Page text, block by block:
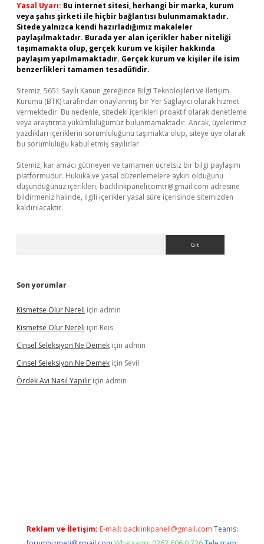
Yasal Uyarı: Bu internet sitesi, herhangi bir marka, kurum
veya şahıs şirketi ile hiçbir bağlantısı bulunmamaktadır.
Sitede yalnızca kendi hazırladığımız makaleler
paylaşılmaktadır. Burada yer alan içerikler haber niteliği
taşımamakta olup, gerçek kurum ve kişiler hakkında
paylaşım yapılmamaktadır. Gerçek kurum ve kişiler ile isim
benzerlikleri tamamen tesadüfidir.
Sitemiz, 5651 Sayılı Kanun gereğince Bilgi Teknolojileri ve İletişim
Kurumu (BTK) tarafından onaylanmış bir Yer Sağlayıcı olarak hizmet
vermektedir. Bu nedenle, sitedeki içerikleri proaktif olarak denetleme
veya araştırma yükümlülüğümüz bulunmamaktadır. Ancak, üyelerimiz
yazdıkları içeriklerin sorumluluğunu taşımakta olup, siteye üye olarak
bu sorumluluğu kabul etmiş sayılırlar.
Sitemiz, kar amacı gütmeyen ve tamamen ücretsiz bir bilgi paylaşım
platformudur. Hukuka ve yasal düzenlemelere aykırı olduğunu
düşündüğünüz içerikleri, backlinkpanelicomtr@gmail.com adresine
bildirmeniz halinde, ilgili içerikler yasal süre içerisinde sitemizden
kaldırılacaktır.
Son yorumlar
Kismetse Olur Nereli için admin
Kismetse Olur Nereli için Reis
Cinsel Seleksiyon Ne Demek için admin
Cinsel Seleksiyon Ne Demek için Sevil
Ördek Avı Nasıl Yapılır için admin
Reklam ve İletişim: E-mail: backlinkpaneli@gmail.com Teams: